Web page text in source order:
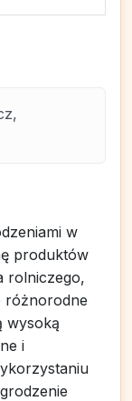
w
produktów
rolniczego,
różnorodne
wysoką
i